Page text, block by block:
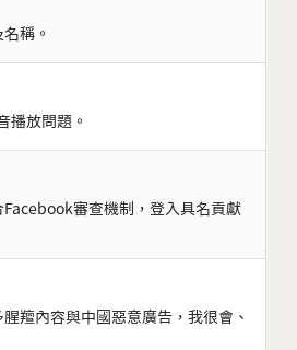
稱。
播放問題。
審查機制，登入具名貢獻
羶內容與中國惡意廣告，我很會、